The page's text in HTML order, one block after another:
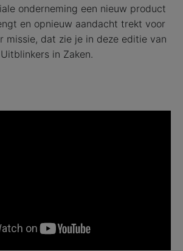
onderneming een nieuw product
en opnieuw aandacht trekt voor
missie, dat zie je in deze editie van
Uitblinkers in Zaken.